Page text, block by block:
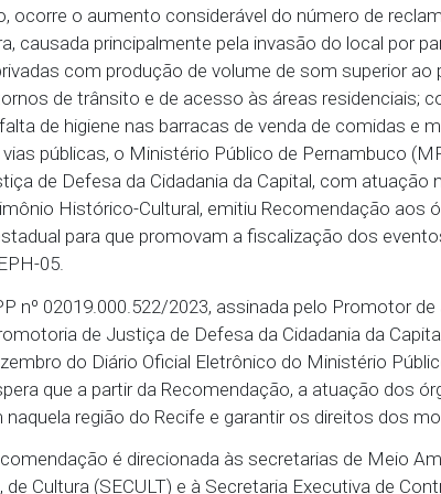
que durante as prévias
Histórico-Cultural 05 (ZEPH-05),
entorno, ocorre o aumento considerável do
sonora, causada principalmente pela
privadas com produção de volume de
transtornos de trânsito e de acesso às
falta de higiene nas barracas de venda
nas vias públicas, o Ministério Público de
de Justiça de Defesa da Cidadania da
Patrimônio Histórico-Cultural, emitiu
e estadual para que promovam a
ZEPH-05.
- Ref. PP nº 02019.000.522/2023, assinada
13º Promotoria de Justiça de Defesa da